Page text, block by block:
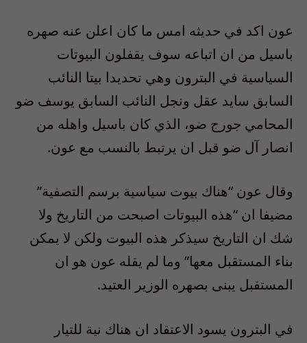
عون اكد في حديثه امس ما كان اعلن عنه صهره
باسيل من ان اتباعه سوف يقفلون البيوتات
السياسية في البترون وهي تحديدا بيتا النائب
السابق سايد عقل ونجل النائب السابق يوسف ضو
المحامي جورج ضو، الذي كان باسيل واهله من
انصار آل ضو قبل ان يرتبط بالنسب مع عون.
وقال عون “هناك بيوت سياسية برسم التصفية”
مضيفا ان “هذه البيوتات اصبحت من التاريخ ولا
شك ان التاريخ سيذكر هذه البيوت ولكن لا يمكن
بناء المستقبل معها” وما لم يقله عون هو ان
المستقبل يبنى بصهره الوزير العتيد.
في البترون يسود الاعتقاد ان هناك نية للتيار